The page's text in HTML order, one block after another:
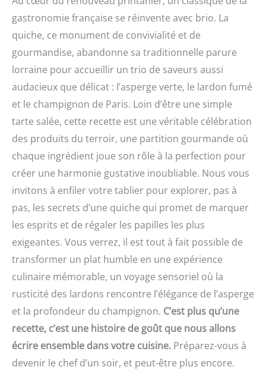
gastronomie française se réinvente avec brio. La
quiche, ce monument de convivialité et de
gourmandise, abandonne sa traditionnelle parure
lorraine pour accueillir un trio de saveurs aussi
audacieux que délicat : l’asperge verte, le lardon fumé
et le champignon de Paris. Loin d’être une simple
tarte salée, cette recette est une véritable célébration
des produits du terroir, une partition gourmande où
chaque ingrédient joue son rôle à la perfection pour
créer une harmonie gustative inoubliable. Nous vous
invitons à enfiler votre tablier pour explorer, pas à
pas, les secrets d’une quiche qui promet de marquer
les esprits et de régaler les papilles les plus
exigeantes. Vous verrez, il est tout à fait possible de
transformer un plat humble en une expérience
culinaire mémorable, un voyage sensoriel où la
rusticité des lardons rencontre l’élégance de l’asperge
et la profondeur du champignon. C’est plus qu’une
recette, c’est une histoire de goût que nous allons
écrire ensemble dans votre cuisine. Préparez-vous à
devenir le chef d’un soir, et peut-être plus encore.